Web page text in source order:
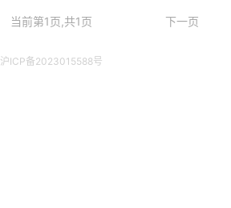
当前第1页,共1页 下一页
沪ICP备2023015588号